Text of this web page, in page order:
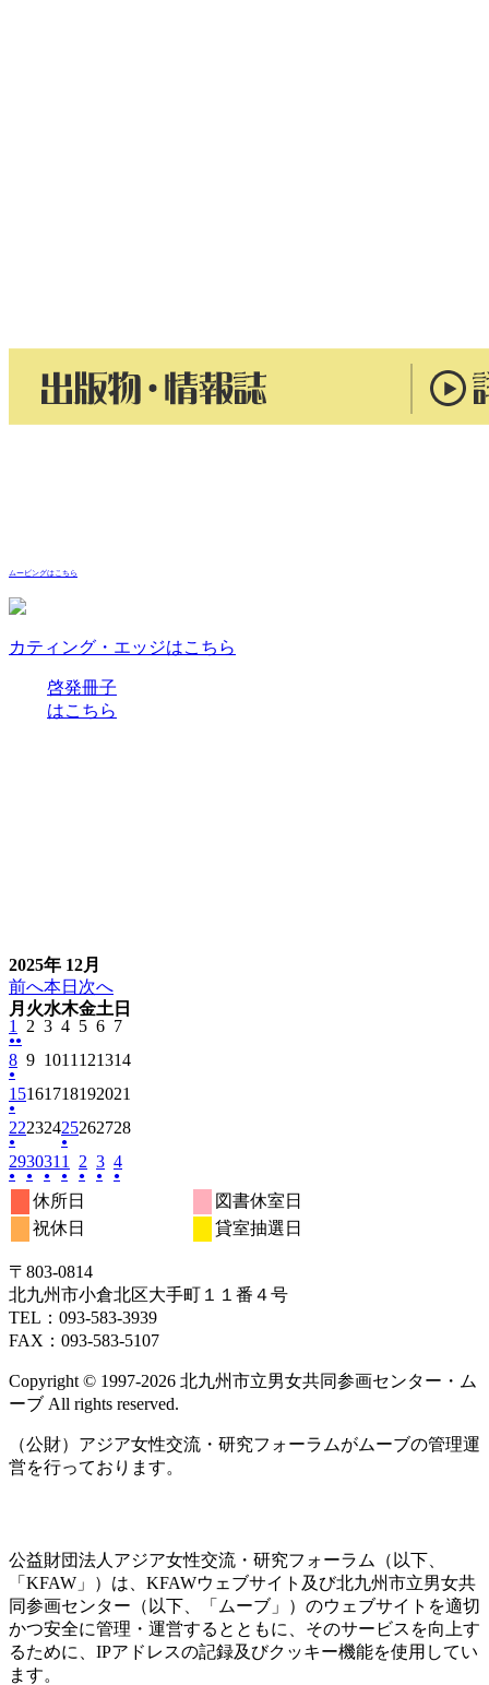
ムービングはこちら
カティング・エッジはこちら
啓発冊子
はこちら
2025年 12月
前へ本日 次へ
月 月
曜
火火
曜
水水
曜
木木
曜
金金
曜
土 土
曜
日
1
2025
年
12
1
●●
(2
件
の
イ
ベ
ン
ト)
2 2025
12
2
32025
12
3
42025
12
4
52025
12
5
62025
12
6
72025
12
7
82025
12
8
●
(1
件
の
イ
ベ
ン
92025
12
9
102025
12
10
日
11 2025
12
11
122025
12
12
132025
12
13
142025
14
152025
12
15
日
●
(1
件
の
イ
ン
162025
12
16
日
172025
12
月
17
日
182025
12
18
日
192025
12
19
日
202025
12
20
日
21
12
222025
12
月
22
日
●
(1
件
の
イ
ン
ト)
232025
12
月
23
日
242025
年
12
月
24
日
252025
12
月
25
日
●
(1
件
の
イ
ベ
ト)
262025
12
月
272025
12
月
282025
292025
年
12
月
29
日
●
(1
件
イ
ベ
ン
ト)
302025
年
12
月
30
●
(1
件
の
イ
ベ
ン
ト)
31 2025
年
12
月
31
●
(1
件
の
ベ
ン
ト)
1
2026
年
1
月
1
●
(1
件
の
ベ
ン
ト)
2 2026
年
●
(1
件
の
ベ
ン
ト)
32026
年
●
ト)
42026
●
ン
ト)
休所日
図書休室日
祝休日
貸室抽選日
〒803‐0814
北九州市小倉北区大手町１１番４号
TEL：093‐583‐3939
FAX：093‐583‐5107
Copyright © 1997‐2026 北九州市立男女共同参画センター・ム
ーブ All rights reserved.
（公財）アジア女性交流・研究フォーラムがムーブの管理運
営を行っております。
公益財団法人アジア女性交流・研究フォーラム（以下、
「KFAW」）は、KFAWウェブサイト及び北九州市立男女共
同参画センター（以下、「ムーブ」）のウェブサイトを適切
かつ安全に管理・運営するとともに、そのサービスを向上す
るために、IPアドレスの記録及びクッキー機能を使用してい
ます。